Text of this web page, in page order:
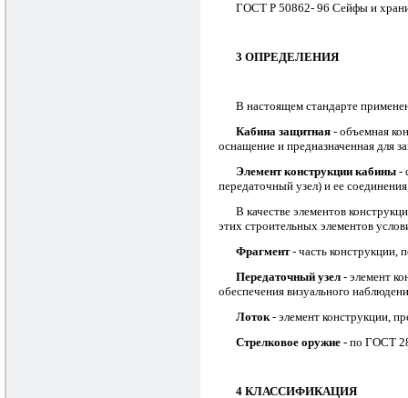
ГОСТ Р 50862- 96 Сейфы и
3 ОПРЕДЕЛЕНИЯ
В настоящем стандарте
Кабина защитная- объемная
оснащение и предназначенная для
Элемент конструкции кабины-
передаточный узел) и ее
В качестве элементов
этих строительных элементов
Фрагмент- часть конструкции,
Передаточный узел- элемент
обеспечения визуального
Лоток- элемент конструкции,
Стрелковое оружие- по ГОСТ
4 КЛАССИФИКАЦИЯ